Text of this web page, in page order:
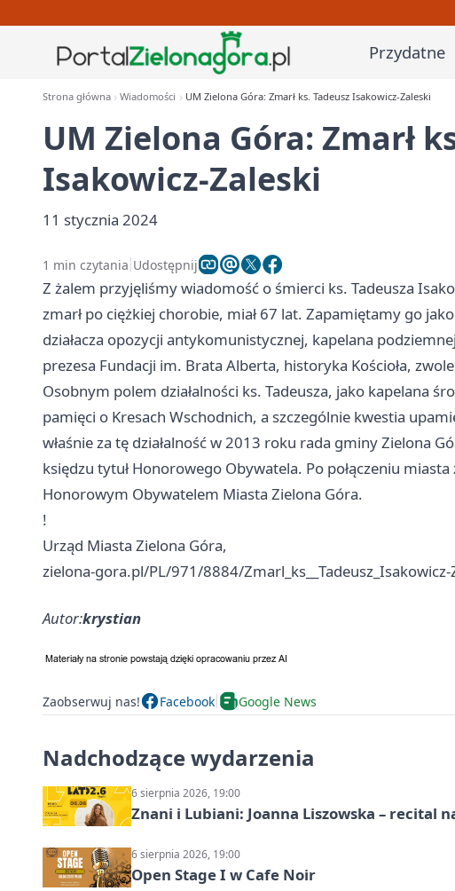
Przydatne
Strona główna Wiadomości UM Zielona Góra: Zmarł ks. Tadeusz Isakowicz-Zaleski
UM Zielona Góra: Zmarł
Isakowicz-Zaleski
11 stycznia 2024
1 min czytania Udostępnij
Z żalem przyjęliśmy wiadomość o śmierci ks. Tadeusza
zmarł po ciężkiej chorobie, miał 67 lat. Zapamiętamy go
działacza opozycji antykomunistycznej, kapelana
prezesa Fundacji im. Brata Alberta, historyka Kościoła,
Osobnym polem działalności ks. Tadeusza, jako kapelana
pamięci o Kresach Wschodnich, a szczególnie kwestia
właśnie za tę działalność w 2013 roku rada gminy Zielona
księdzu tytuł Honorowego Obywatela. Po połączeniu
Honorowym Obywatelem Miasta Zielona Góra.
!
Urząd Miasta Zielona Góra,
zielona-gora.pl/PL/971/8884/
Autor:krystian
Zaobserwuj nas! Facebook Google News
Nadchodzące wydarzenia
6 sierpnia 2026, 19:00
Znani i Lubiani: Joanna Liszowska – recital
6 sierpnia 2026, 19:00
Open Stage I w Cafe Noir